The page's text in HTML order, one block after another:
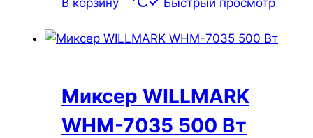
В корзину Быстрый просмотр
Миксер WILLMARK
WHM-7035 500 Вт